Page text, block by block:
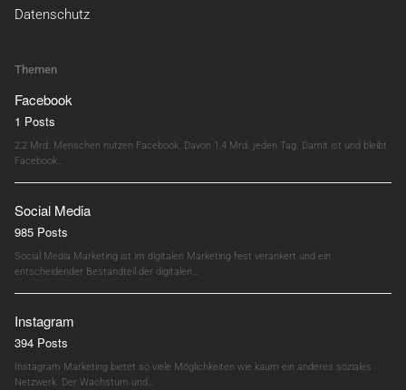
Datenschutz
Themen
Facebook
1 Posts
2,2 Mrd. Menschen nutzen Facebook. Davon 1,4 Mrd. jeden Tag. Damit ist und bleibt
Facebook…
Social Media
985 Posts
Social Media Marketing ist im digitalen Marketing fest verankert und ein
entscheidender Bestandteil der digitalen…
Instagram
394 Posts
Instagram Marketing bietet so viele Möglichkeiten wie kaum ein anderes soziales
Netzwerk. Der Wachstum und…